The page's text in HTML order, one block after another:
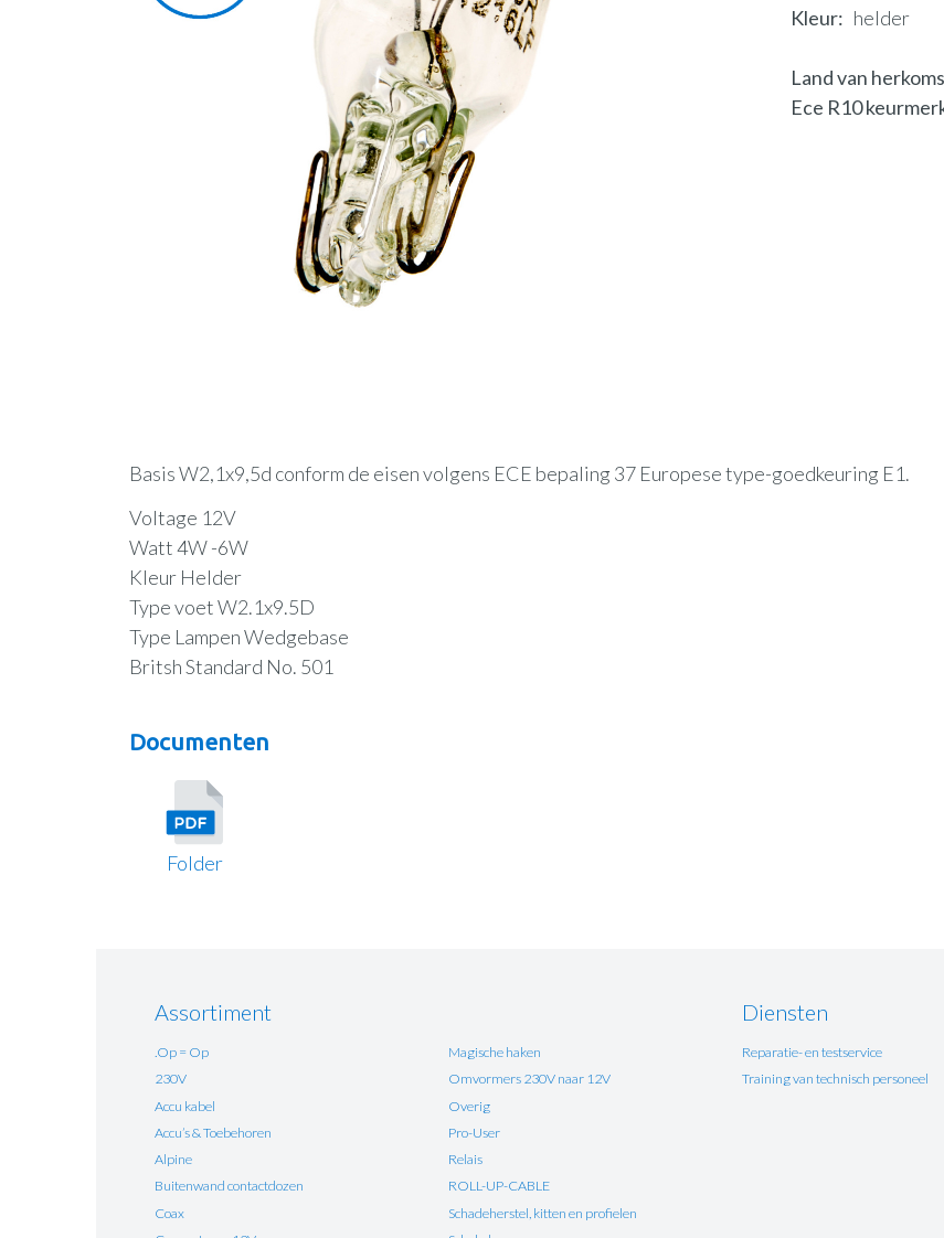
Kleur helder
Land van
Ece R10
Basis W2,1x9,5d conform de eisen volgens ECE bepaling 37 Europese type-goedkeuring E1.
Voltage 12V
Watt 4W -6W
Kleur Helder
Type voet W2.1x9.5D
Type Lampen Wedgebase
Britsh Standard No. 501
Documenten
Folder
Assortiment
.Op = Op
230V
Accu kabel
Accu’s & Toebehoren
Alpine
Buitenwand contactdozen
Coax
Magische haken
Omvormers 230V naar 12V
Overig
Pro-User
Relais
ROLL-UP-CABLE
Schadeherstel, kitten en profielen
Diensten
Reparatie- en testservice
Training van technisch personeel